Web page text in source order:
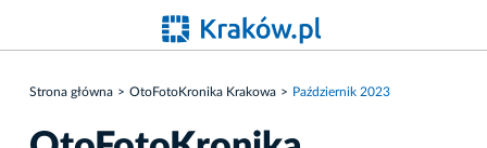
Strona główna OtoFotoKronika Krakowa Październik 2023